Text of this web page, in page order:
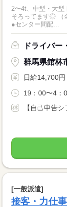
2〜4t、中型・大型
そろってます◎ （全国に
●センター間配...
ドライバー
群馬県館林
日給14,700
19：00〜4：
【自己申告
[一般派遣]
接客・力仕